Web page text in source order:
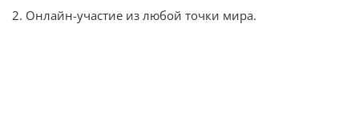
2. Онлайн-участие из любой точки мира.